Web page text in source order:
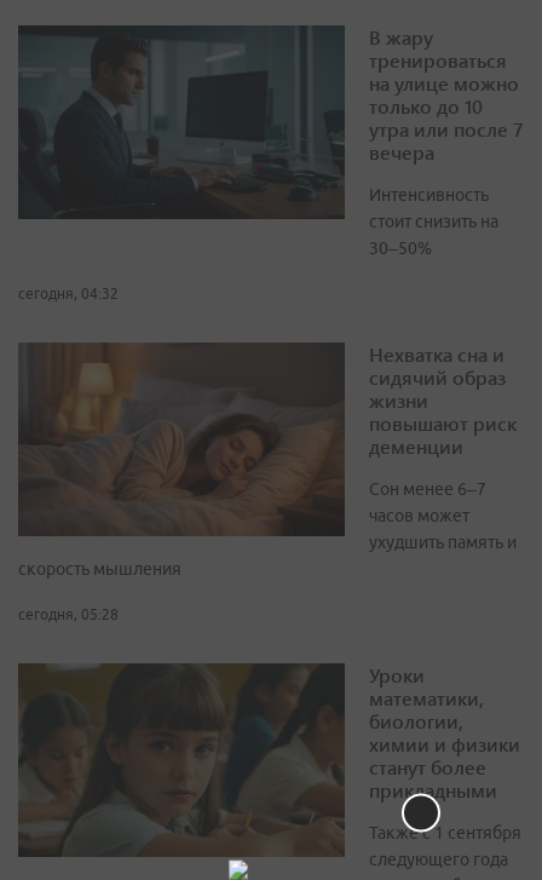
В жару
тренироваться
на улице можно
только до 10
утра или после 7
вечера
Интенсивность
стоит снизить на
30–50%
сегодня, 04:32
Нехватка сна и
сидячий образ
жизни
повышают риск
деменции
Сон менее 6–7
часов может
ухудшить память и
скорость мышления
сегодня, 05:28
Уроки
математики,
биологии,
химии и физики
станут более
прикладными
Также с 1 сентября
следующего года